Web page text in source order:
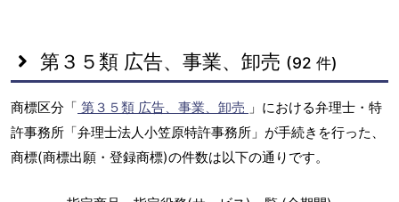
第３５類 広告、事業、卸売 (92 件)
商標区分「 第３５類 広告、事業、卸売 」における弁理士・特
許事務所「弁理士法人小笠原特許事務所」が手続きを行った、
商標(商標出願・登録商標)の件数は以下の通りです。